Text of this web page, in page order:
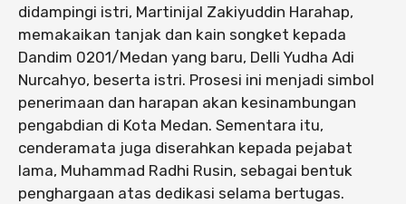
didampingi istri, Martinijal Zakiyuddin Harahap,
memakaikan tanjak dan kain songket kepada
Dandim 0201/Medan yang baru, Delli Yudha Adi
Nurcahyo, beserta istri. Prosesi ini menjadi simbol
penerimaan dan harapan akan kesinambungan
pengabdian di Kota Medan. Sementara itu,
cenderamata juga diserahkan kepada pejabat
lama, Muhammad Radhi Rusin, sebagai bentuk
penghargaan atas dedikasi selama bertugas.